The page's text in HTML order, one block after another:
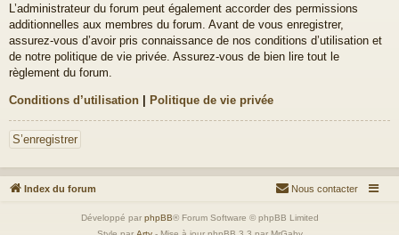
L’administrateur du forum peut également accorder des permissions
additionnelles aux membres du forum. Avant de vous enregistrer,
assurez-vous d’avoir pris connaissance de nos conditions d’utilisation et
de notre politique de vie privée. Assurez-vous de bien lire tout le
règlement du forum.
Conditions d’utilisation | Politique de vie privée
S’enregistrer
Index du forum Nous contacter
Développé par phpBB® Forum Software © phpBB Limited